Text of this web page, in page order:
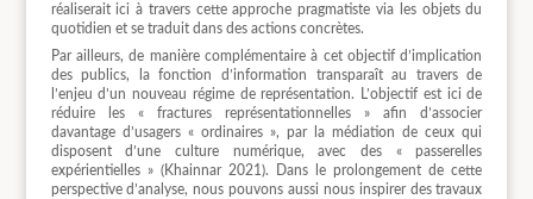
réaliserait ici à travers cette approche pragmatiste via les objets du
quotidien et se traduit dans des actions concrètes.
Par ailleurs, de manière complémentaire à cet objectif d’implication
des publics, la fonction d’information transparaît au travers de
l’enjeu d’un nouveau régime de représentation. L’objectif est ici de
réduire les « fractures représentationnelles » afin d’associer
davantage d’usagers « ordinaires », par la médiation de ceux qui
disposent d’une culture numérique, avec des « passerelles
expérientielles » (Khainnar 2021). Dans le prolongement de cette
perspective d’analyse, nous pouvons aussi nous inspirer des travaux